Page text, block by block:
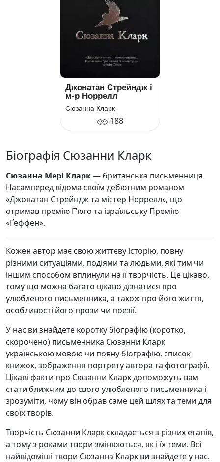
Джонатан Стрейндж і
м-р Норрелл
Сюзанна Кларк
188
Біографія Сюзанни Кларк
Сюзанна Мері Кларк— британська письменниця.
Насамперед відома своїм дебютним романом
«Джонатан Стрейндж та містер Норрелл», що
отримав премію Г’юго та ізраїльську Премію
«Ґеффен».
Кожен автор має свою життєву історію, повну
різними ситуаціями, подіями та людьми, які тим чи
іншим способом вплинули на її творчість. Це цікаво,
тому що можна багато цікаво дізнатися про
улюбленого письменника, а також про його життя,
особливості його прози чи поезії.
У нас ви знайдете коротку біографію (коротко,
скорочено) письменника Сюзанни Кларк
українською мовою чи повну біографію, список
книжок, зображення портрету автора та фотографії.
Цікаві факти про Сюзанни Кларк допоможуть вам
стати ближчим до свого улюбленого письменника і
зрозуміти, чому він обрав саме цей шлях та теми для
своїх творів.
Творчість Сюзанни Кларк складається з різних етапів,
а тому з роками твори змінюються, як і їх теми. Всі
найвідоміші твори Сюзанна Кларк ви знайдете у нас.